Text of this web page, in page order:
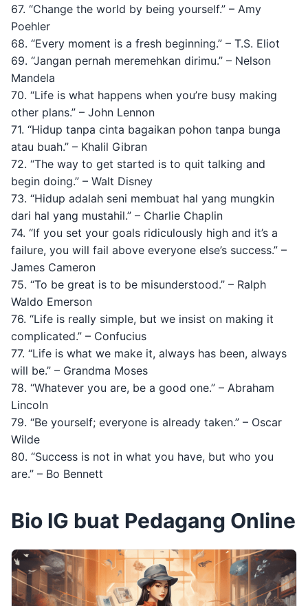
67. “Change the world by being yourself.” – Amy
Poehler
68. “Every moment is a fresh beginning.” – T.S. Eliot
69. “Jangan pernah meremehkan dirimu.” – Nelson
Mandela
70. “Life is what happens when you’re busy making
other plans.” – John Lennon
71. “Hidup tanpa cinta bagaikan pohon tanpa bunga
atau buah.” – Khalil Gibran
72. “The way to get started is to quit talking and
begin doing.” – Walt Disney
73. “Hidup adalah seni membuat hal yang mungkin
dari hal yang mustahil.” – Charlie Chaplin
74. “If you set your goals ridiculously high and it’s a
failure, you will fail above everyone else’s success.” –
James Cameron
75. “To be great is to be misunderstood.” – Ralph
Waldo Emerson
76. “Life is really simple, but we insist on making it
complicated.” – Confucius
77. “Life is what we make it, always has been, always
will be.” – Grandma Moses
78. “Whatever you are, be a good one.” – Abraham
Lincoln
79. “Be yourself; everyone is already taken.” – Oscar
Wilde
80. “Success is not in what you have, but who you
are.” – Bo Bennett
Bio IG buat Pedagang Online